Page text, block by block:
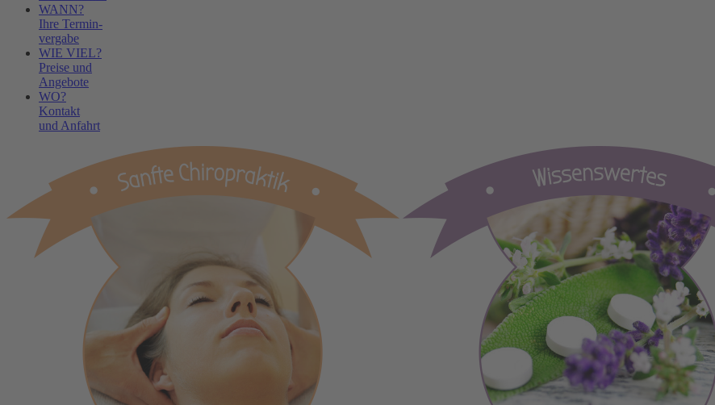
WANN?
Ihre Termin-
vergabe
WIE VIEL?
Preise und
Angebote
WO?
Kontakt
und Anfahrt